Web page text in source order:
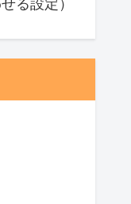
る設定）